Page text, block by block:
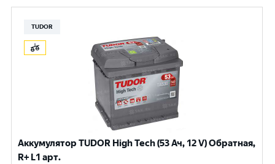
TUDOR
Аккумулятор TUDOR High Tech (53 Ач, 12 V) Обратная,
R+ L1 арт.